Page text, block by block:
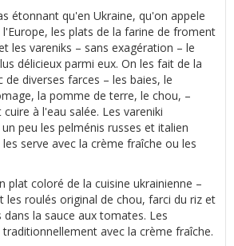
étonnant qu'en Ukraine, qu'on appele
les plats de la farine de froment
les vareniks – sans exagération – le
délicieux parmi eux. On les fait de la
de diverses farces – les baies, le
la pomme de terre, le chou, –
à l'eau salée. Les vareniki
peu les pelménis russes et italien
serve avec la crème fraîche ou les
plat coloré de la cuisine ukrainienne –
les roulés original de chou, farci du riz et
la sauce aux tomates. Les
avec la crème fraîche.